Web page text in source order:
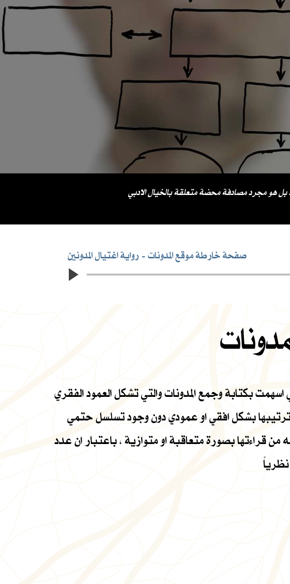
هو مجرد مصادفة محضة متعلقة بالخيال الادبي
رواية اغتيال المدونين صفحة خارطة موقع المدونات
بكتابة وجمع المدونات والتي تشكل العمود الفقري
بشكل افقي او عمودي دون وجود تسلسل حتمي
بصورة متعاقبة او متوازية ، باعتبار ان عدد